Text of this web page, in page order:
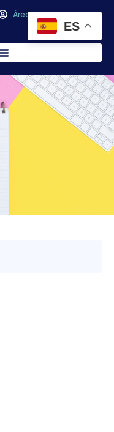
Área personal
ES